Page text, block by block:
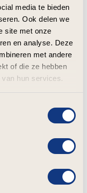
media te bieden
Ook delen we
site met onze
en analyse. Deze
met andere
of die ze hebben
hun services.